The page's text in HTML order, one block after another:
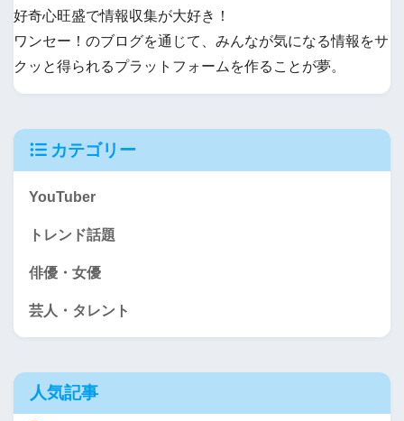
好奇心旺盛で情報収集が大好き！
ワンセー！のブログを通じて、みんなが気になる情報をサ
クッと得られるプラットフォームを作ることが夢。
カテゴリー
YouTuber
トレンド話題
俳優・女優
芸人・タレント
人気記事